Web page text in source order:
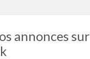
annonces sur